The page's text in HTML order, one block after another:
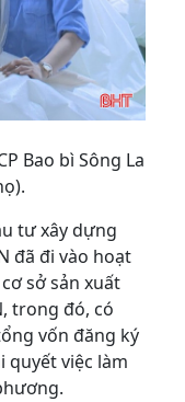
Bao bì Sông La
tư xây dựng
đã đi vào hoạt
sở sản xuất
trong đó, có
vốn đăng ký
quyết việc làm